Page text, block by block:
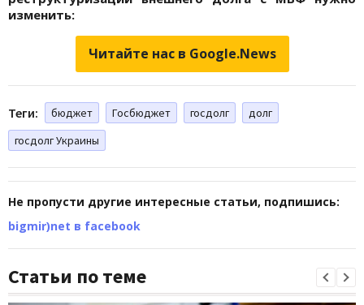
изменить:
Читайте нас в Google.News
Теги: бюджет Госбюджет госдолг
долг
госдолг Украины
Не пропусти другие интересные статьи, подпишись:
bigmir)net в facebook
Статьи по теме